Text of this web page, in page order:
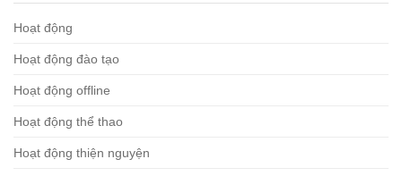
Hoạt động
Hoạt động đào tạo
Hoạt động offline
Hoạt động thể thao
Hoạt động thiện nguyện